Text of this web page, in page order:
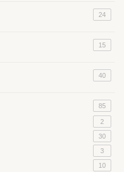
24
15
40
85
2
30
3
10